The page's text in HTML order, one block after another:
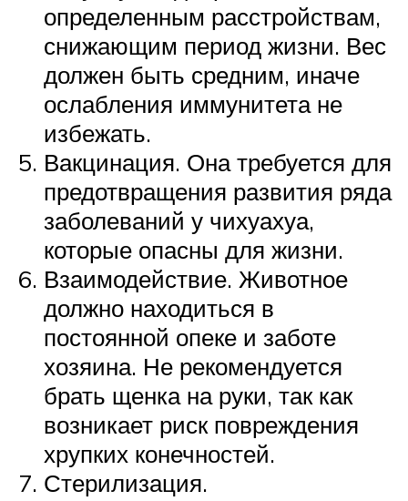
определенным расстройствам,
снижающим период жизни. Вес
должен быть средним, иначе
ослабления иммунитета не
избежать.
Вакцинация. Она требуется для
предотвращения развития ряда
заболеваний у чихуахуа,
которые опасны для жизни.
Взаимодействие. Животное
должно находиться в
постоянной опеке и заботе
хозяина. Не рекомендуется
брать щенка на руки, так как
возникает риск повреждения
хрупких конечностей.
Стерилизация.